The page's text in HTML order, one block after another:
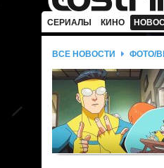
СЕРИАЛЫ КИНО
ВСЕ НОВОСТИ ФОТО/